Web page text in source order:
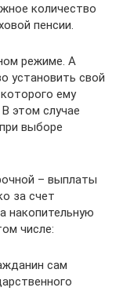
количество
пенсии.
режиме. А
установить свой
ему
этом случае
выборе
– выплаты
за счет
накопительную
числе:
сам